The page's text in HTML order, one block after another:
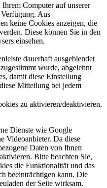
Computer auf unserer
Aus
keine Cookies anzeigen, die
Diese können Sie in den
einsehen.
dauerhaft ausgeblendet
wurde, abgelehnt
damit diese Einstellung
Mitteilung bei jedem
zu aktivieren/deaktivieren.
Dienste wie Google
Videoanbieter. Da diese
Daten von Ihnen
Bitte beachten Sie,
die Funktionalität und das
beeinträchtigen kann. Die
der Seite wirksam.